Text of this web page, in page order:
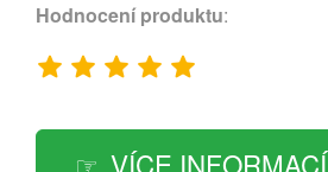
Hodnocení produktu:
VÍCE INFORMACÍ